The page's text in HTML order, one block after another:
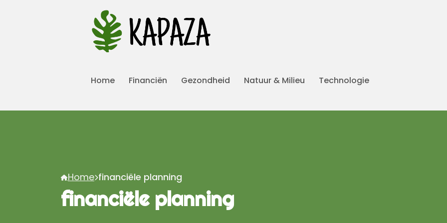
Home Financiën Gezondheid Natuur & Milieu Technologie
Home financiële planning
financiële planning